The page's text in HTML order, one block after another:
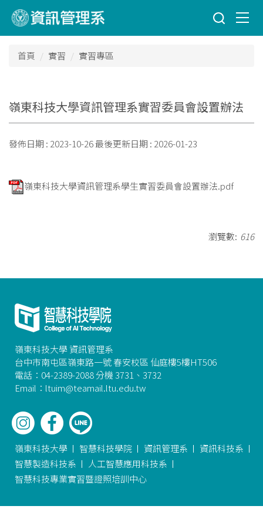
到
主
首頁 實習 實習專區
嶺東科技大學資訊管理系實習委員會設置辦法
發佈日期 : 2023-10-26最後更新日期 : 2026-01-23
嶺東科技大學資訊管理系學生實習委員會設置辦法.pdf
瀏覽數: 616
嶺東科技大學 資訊管理系
台中市南屯區嶺東路一號 春安校區 仙庭樓5樓HT506
電話：04-2389-2088 分機 3731、3732
Email：ltuim@teamail.ltu.edu.tw
嶺東科技大學 智慧科技學院 資訊管理系
資訊科技系
智慧製造科技系
人工智慧應用科技系
智慧科技專業實習暨證照培訓中心